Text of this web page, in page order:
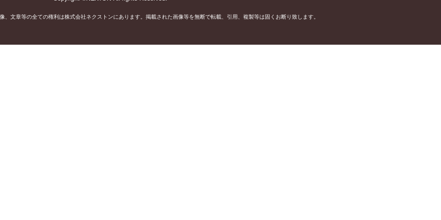
、文章等の全ての権利は株式会社ネクストンにあります。掲載された画像等を無断で転載、引用、複製等は固くお断り致します。